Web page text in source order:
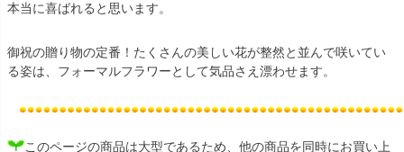
本当に喜ばれると思います。
御祝の贈り物の定番！たくさんの美しい花が整然と並んで咲いてい
る姿は、フォーマルフラワーとして気品さえ漂わせます。
このページの商品は大型であるため、他の商品を同時にお買い上